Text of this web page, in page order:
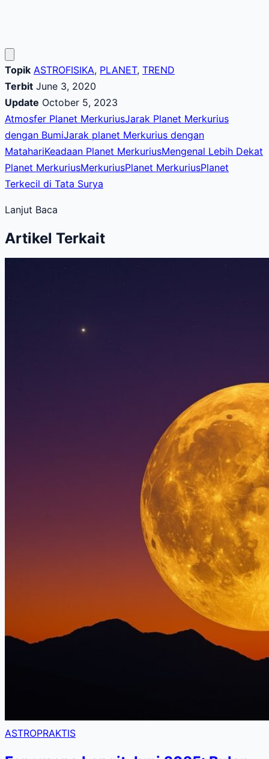
Topik ASTROFISIKA, PLANET, TREND
Terbit June 3, 2020
Update October 5, 2023
Atmosfer Planet MerkuriusJarak Planet Merkurius
dengan BumiJarak planet Merkurius dengan
MatahariKeadaan Planet MerkuriusMengenal Lebih Dekat
Planet MerkuriusMerkuriusPlanet MerkuriusPlanet
Terkecil di Tata Surya
Lanjut Baca
Artikel Terkait
ASTROPRAKTIS